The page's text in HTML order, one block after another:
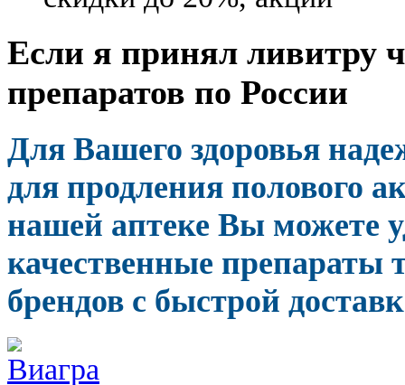
Если я принял ливитру
препаратов по России
Для Вашего здоровья
для продления полового
нашей аптеке Вы можете
качественные препараты
брендов с быстрой